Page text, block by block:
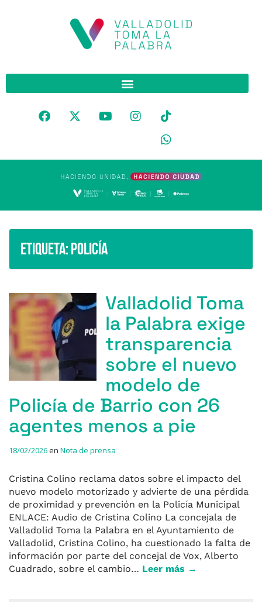
Etiqueta:policía
Valladolid Toma
la Palabra exige
transparencia
sobre el nuevo
modelo de
Policía de Barrio con 26
agentes menos a pie
18/02/2026en Nota de prensa
Cristina Colino reclama datos sobre el impacto del
nuevo modelo motorizado y advierte de una pérdida
de proximidad y prevención en la Policía Municipal
ENLACE: Audio de Cristina Colino La concejala de
Valladolid Toma la Palabra en el Ayuntamiento de
Valladolid, Cristina Colino, ha cuestionado la falta de
información por parte del concejal de Vox, Alberto
Cuadrado, sobre el cambio… Leer más →